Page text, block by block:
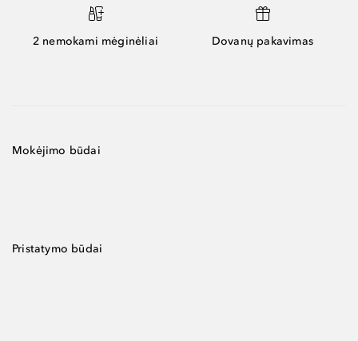
2 nemokami mėginėliai Dovanų pakavimas
Mokėjimo būdai
Pristatymo būdai